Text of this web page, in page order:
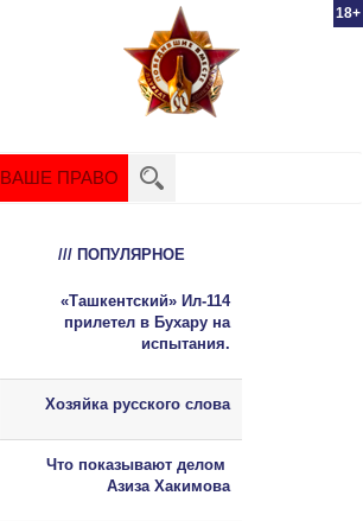
18+
ВАШЕ ПРАВО
/// ПОПУЛЯРНОЕ
«Ташкентский» Ил-114
прилетел в Бухару на
испытания.
Хозяйка русского слова
Что показывают делом
Азиза Хакимова